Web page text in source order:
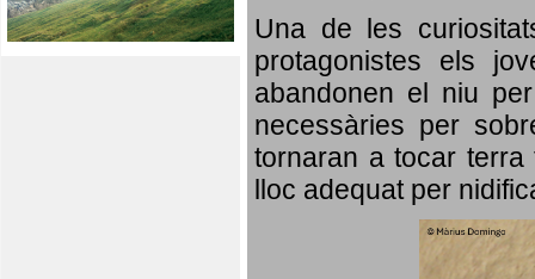
Una de les
protagonistes els
abandonen el niu
necessàries per
tornaran a tocar
lloc adequat per